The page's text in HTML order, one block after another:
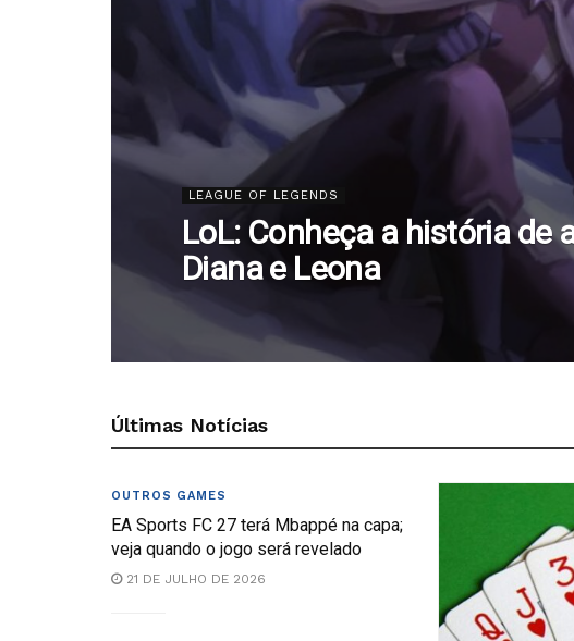
LEAGUE OF LEGENDS
LoL: Conheça a história de
Diana e Leona
Últimas Notícias
OUTROS GAMES
EA Sports FC 27 terá Mbappé na capa;
veja quando o jogo será revelado
21 DE JULHO DE 2026